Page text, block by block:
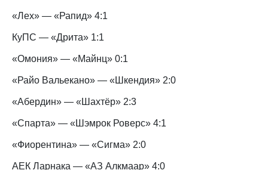
«Лех» — «Рапид» 4:1
КуПС — «Дрита» 1:1
«Омония» — «Майнц» 0:1
«Райо Вальекано» — «Шкендия» 2:0
«Абердин» — «Шахтёр» 2:3
«Спарта» — «Шэмрок Роверс» 4:1
«Фиорентина» — «Сигма» 2:0
АЕК Ларнака — «АЗ Алкмаар» 4:0